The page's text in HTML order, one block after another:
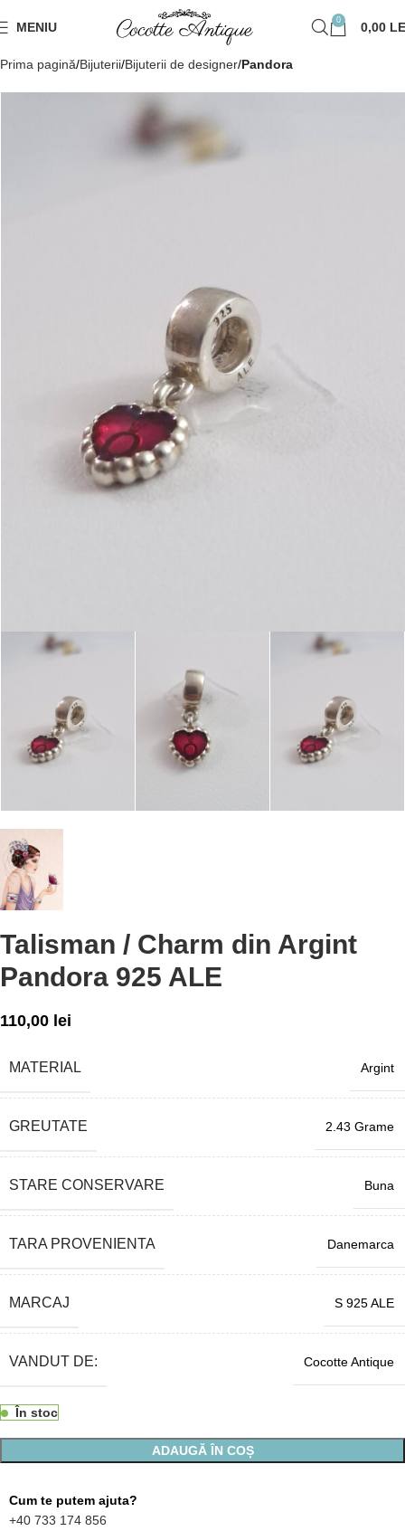
MENIU 0 0,00
Prima pagină Bijuterii Bijuterii de designer Pandora
Talisman / Charm din Argint
Pandora 925 ALE
110,00 lei
MATERIAL Argint
GREUTATE 2.43 Grame
STARE CONSERVARE Buna
TARA PROVENIENTA Danemarca
MARCAJ S 925 ALE
VANDUT DE: Cocotte Antique
În stoc
ADAUGĂ ÎN COȘ
Cum te putem ajuta?
+40 733 174 856